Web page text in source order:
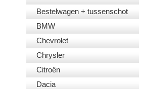
Bestelwagen + tussenschot
BMW
Chevrolet
Chrysler
Citroën
Dacia